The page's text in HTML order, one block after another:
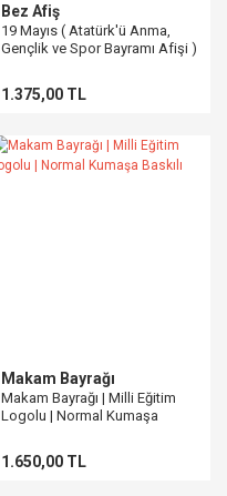
Bez Afiş
19 Mayıs ( Atatürk'ü Anma,
Gençlik ve Spor Bayramı Afişi )
1.375,00 TL
Makam Bayrağı
Makam Bayrağı | Milli Eğitim
Logolu | Normal Kumaşa
1.650,00 TL